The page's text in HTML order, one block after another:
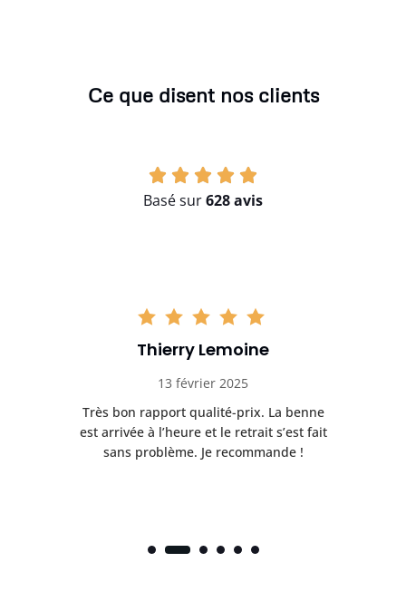
Ce que disent nos clients
Basé sur628 avis
Thierry Lemoine
13 février 2025
Très bon rapport qualité-prix. La benne
est arrivée à l’heure et le retrait s’est fait
sans problème. Je recommande !